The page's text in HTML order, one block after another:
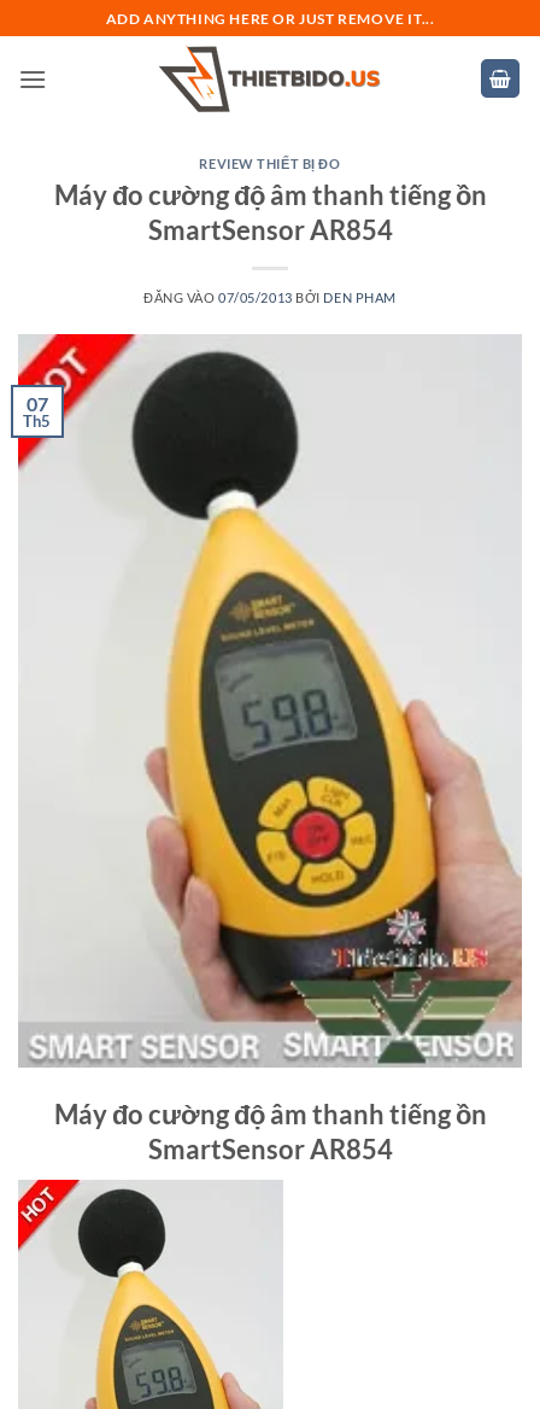
qua
nội
ADD ANYTHING HERE OR JUST REMOVE IT...
REVIEW THIẾT BỊ ĐO
Máy đo cường độ âm thanh tiếng ồn
SmartSensor AR854
ĐĂNG VÀO07/05/2013 BỞI DEN PHAM
07
Th5
Máy đo cường độ âm thanh tiếng ồn
SmartSensor AR854